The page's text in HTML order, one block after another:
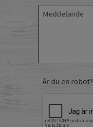
Är du en robot?